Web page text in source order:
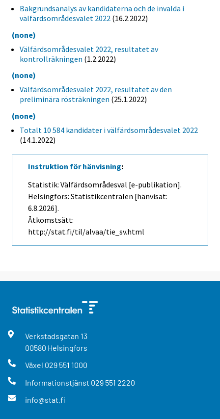
Bakgrundsanalys av kandidaterna och de invalda i
välfärdsområdesvalet 2022 (16.2.2022)
(none)
Välfärdsområdesvalet 2022, resultatet av
kontrollräkningen (1.2.2022)
(none)
Välfärdsområdesvalet 2022, resultatet av den
preliminära rösträkningen (25.1.2022)
(none)
Totalt 10 584 kandidater i välfärdsområdesvalet 2022
(14.1.2022)
Instruktion för hänvisning:
Statistik: Välfärdsområdesval [e-publikation].
Helsingfors: Statistikcentralen [hänvisat:
6.8.2026].
Åtkomstsätt:
http://stat.fi/til/alvaa/tie_sv.html
Verkstadsgatan 13
00580 Helsingfors
Växel 029 551 1000
Informationstjänst 029 551 2220
info@stat.fi